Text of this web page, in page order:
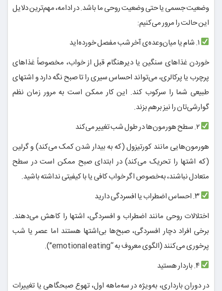
وضعیت جسمی یا حتی وضعیت روحی ما باشد. در ادامه، مهم‌ترین دلایل
این حالت را مرور می‌کنیم:
خوردن غذاهای سنگین یا دیرهنگام قبل از خواب، مخصوصاً غذاهای
پرچرب یا پرکالری، می‌تواند احساس سیری را تا صبح نگه دارد و اشتهای
طبیعی شما را سرکوب کند. این کار ممکن است به مرور زمان نظم
گوارشی‌تان را نیز برهم بزند.
۲. سطح هورمون‌ها در طول شب تغییر می‌کند
هورمون‌هایی مانند کورتیزول (که به بیدار شدن کمک می‌کند) و گرلین
(که اشتها را تحریک می‌کند) در ابتدای صبح ممکن است در سطح
متعادل نباشند، به‌خصوص اگر خواب کافی یا با کیفیتی نداشته باشید.
اختلالات روحی مانند اضطراب و افسردگی، اشتها را کاهش می‌دهند.
برخی افراد دچار افسردگی، صبح‌ها بی‌اشتها هستند اما عصر یا شب
پرخوری می‌کنند (الگوی معروف به “emotional eating”).
۴. باردار هستید
در دوران بارداری، به‌ویژه در سه‌ماهه اول، تهوع صبحگاهی یا تغییرات